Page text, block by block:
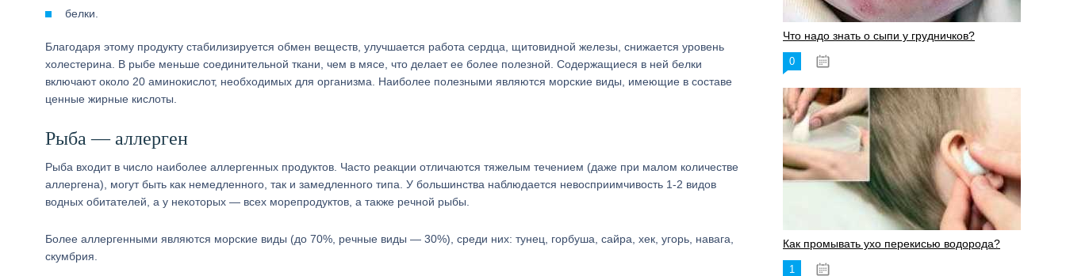
белки.
Благодаря этому продукту стабилизируется обмен веществ, улучшается работа сердца, щитовидной железы, снижается уровень
холестерина. В рыбе меньше соединительной ткани, чем в мясе, что делает ее более полезной. Содержащиеся в ней белки
включают около 20 аминокислот, необходимых для организма. Наиболее полезными являются морские виды, имеющие в составе
ценные жирные кислоты.
Рыба — аллерген
Рыба входит в число наиболее аллергенных продуктов. Часто реакции отличаются тяжелым течением (даже при малом количестве
аллергена), могут быть как немедленного, так и замедленного типа. У большинства наблюдается невосприимчивость 1-2 видов
водных обитателей, а у некоторых — всех морепродуктов, а также речной рыбы.
Более аллергенными являются морские виды (до 70%, речные виды — 30%), среди них: тунец, горбуша, сайра, хек, угорь, навага,
скумбрия.
Что надо знать о сыпи у грудничков?
0
Как промывать ухо перекисью водорода?
1